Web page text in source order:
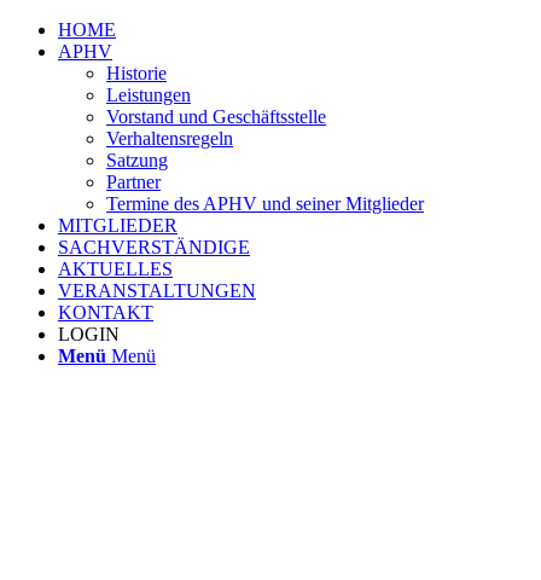
HOME
APHV
Historie
Leistungen
Vorstand und Geschäftsstelle
Verhaltensregeln
Satzung
Partner
Termine des APHV und seiner Mitglieder
MITGLIEDER
SACHVERSTÄNDIGE
AKTUELLES
VERANSTALTUNGEN
KONTAKT
LOGIN
Menü Menü